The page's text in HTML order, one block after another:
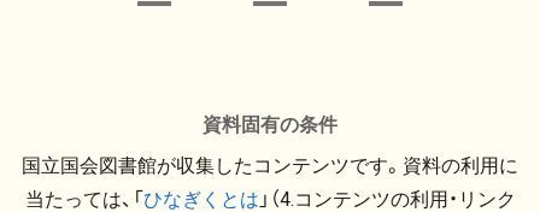
資料固有の条件
国立国会図書館が収集したコンテンツです。資料の利用に
当たっては、「ひなぎくとは 」（4.コンテンツの利用・リンク